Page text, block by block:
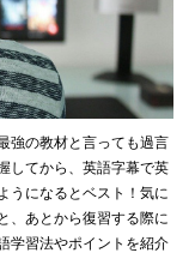
強の教材と言っても過言
してから、英語字幕で英
うになるとベスト！気に
、あとから復習する際に
学習法やポイントを紹介